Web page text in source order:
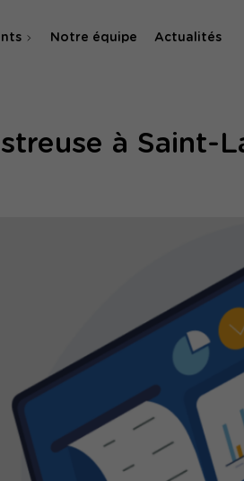
Notre équipe Actualités
à Saint-